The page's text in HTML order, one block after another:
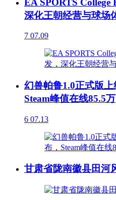
深化王朝经营与球场
7 07.09
幻兽帕鲁1.0正式版上
Steam峰值在线85.5万
6 07.13
甘肃省陇南徽县田河